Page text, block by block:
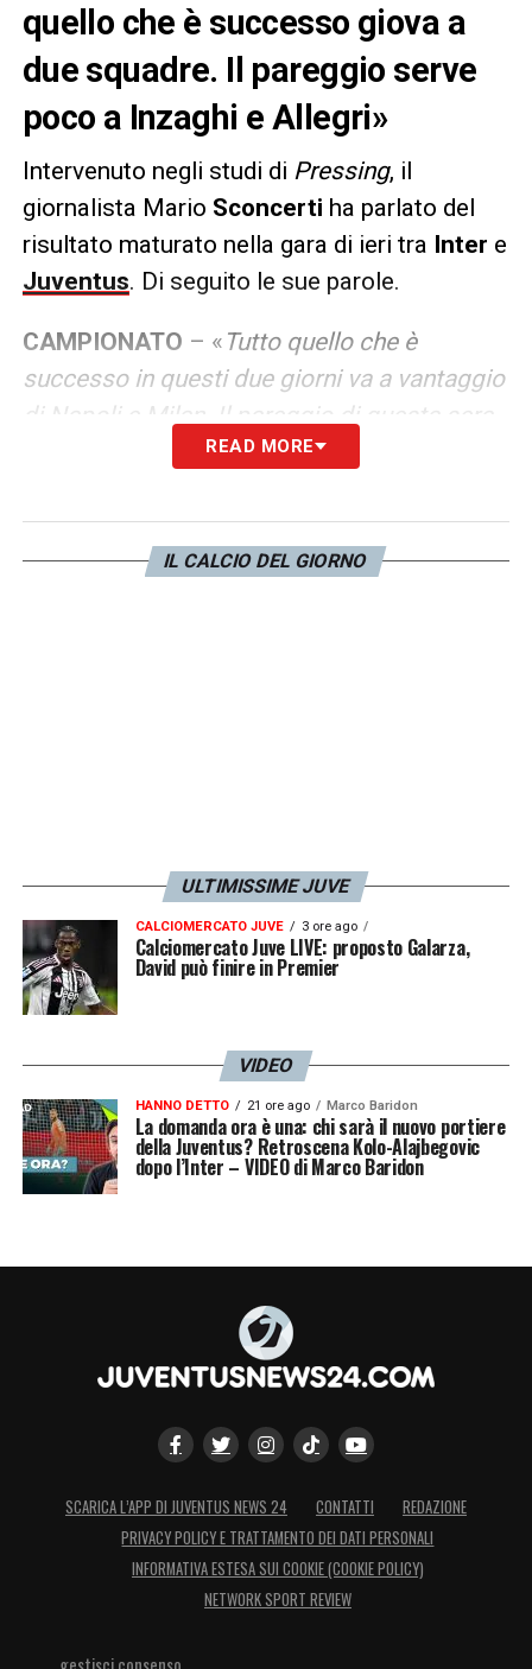
quello che è successo giova a
due squadre. Il pareggio serve
poco a Inzaghi e Allegri»
Intervenuto negli studi di Pressing, il
giornalista Mario Sconcerti ha parlato del
risultato maturato nella gara di ieri tra Inter e
Juventus. Di seguito le sue parole.
CAMPIONATO – « Tutto quello che è
successo in questi due giorni va a vantaggio
di Napoli e Milan. Il pareggio di questa sera
serve a poco sia aJuveche a
LA PLAYLIST DELLE NOSTRE TOP NEWS
READ MORE
IL CALCIO DEL GIORNO
ULTIMISSIME JUVE
CALCIOMERCATO JUVE 3 ore ago
Calciomercato Juve LIVE: proposto Galarza,
David può finire in Premier
VIDEO
HANNO DETTO 21 ore ago Marco Baridon
La domanda ora è una: chi sarà il nuovo portiere
della Juventus? Retroscena Kolo-Alajbegovic
dopo l’Inter – VIDEO di Marco Baridon
SCARICA L’APP DI JUVENTUS NEWS 24 CONTATTI
REDAZIONE
PRIVACY POLICY E TRATTAMENTO DEI DATI PERSONALI
INFORMATIVA ESTESA SUI COOKIE (COOKIE POLICY)
NETWORK SPORT REVIEW